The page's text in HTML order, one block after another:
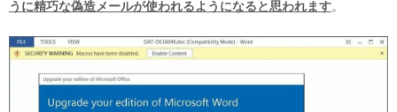
うに精巧な偽造メールが使われるようになると思われます。